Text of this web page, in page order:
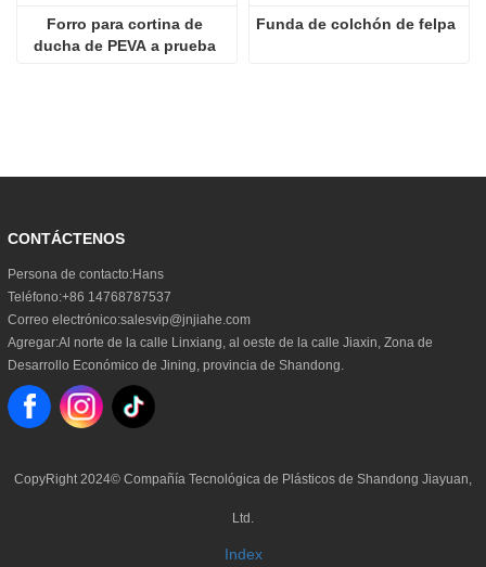
Forro para cortina de
ducha de PEVA a prueba
Funda de colchón de felpa
CONTÁCTENOS
Persona de contacto:Hans
Teléfono:+86 14768787537
Correo electrónico:salesvip@jnjiahe.com
Agregar:Al norte de la calle Linxiang, al oeste de la calle Jiaxin, Zona de
Desarrollo Económico de Jining, provincia de Shandong.
CopyRight 2024© Compañía Tecnológica de Plásticos de Shandong Jiayuan,
Ltd.
Index